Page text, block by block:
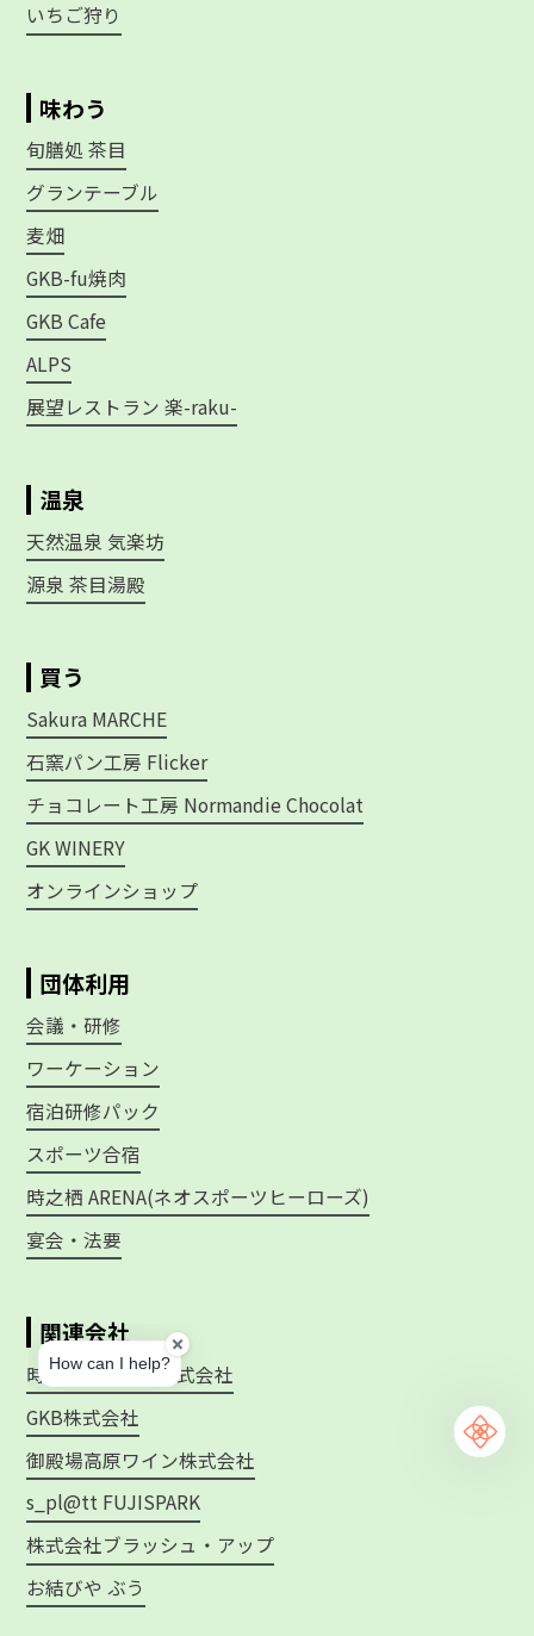
いちご狩り
味わう
旬膳処 茶目
グランテーブル
麦畑
GKB-fu焼肉
GKB Cafe
ALPS
展望レストラン 楽-raku-
温泉
天然温泉 気楽坊
源泉 茶目湯殿
買う
Sakura MARCHE
石窯パン工房 Flicker
チョコレート工房 Normandie Chocolat
GK WINERY
オンラインショップ
団体利用
会議・研修
ワーケーション
宿泊研修パック
スポーツ合宿
時之栖 ARENA(ネオスポーツヒーローズ)
宴会・法要
関連会社
時之栖ツアーズ株式会社
GKB株式会社
御殿場高原ワイン株式会社
s_pl@tt FUJISPARK
株式会社ブラッシュ・アップ
お結びや ぶう